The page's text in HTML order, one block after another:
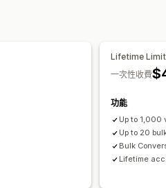
Lifetime
一次性收費
功能
Up to 1,000
Up to 20
Bulk
Lifetime